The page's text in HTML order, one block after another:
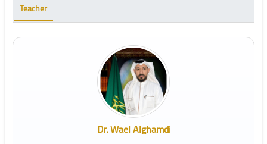
Teacher
Dr. Wael Alghamdi